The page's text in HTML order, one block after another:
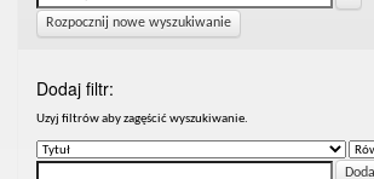
Rozpocznij nowe wyszukiwanie
Dodaj filtr:
Uzyj filtrów aby zagęścić wyszukiwanie.